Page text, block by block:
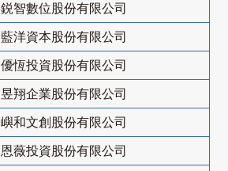
鋭智數位股份有限公司
藍洋資本股份有限公司
優恆投資股份有限公司
昱翔企業股份有限公司
嶼和文創股份有限公司
恩薇投資股份有限公司